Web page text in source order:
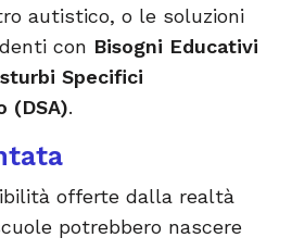
autistico, o le soluzioni
con Bisogni Educativi
Specifici
(DSA).
offerte dalla realtà
potrebbero nascere